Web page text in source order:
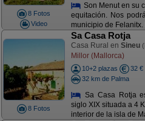
8 Fotos
Video
Son Menut en su
equitación. Nos
municipio de Felanitx.
8 Fotos
Sa Casa Rotja
Casa Rural en Sineu
Millor (Mallorca)
10+2 plazas
32 €
32 km de Palma
Sa Casa Rotja
siglo XIX situada a 4
interior de la isla de